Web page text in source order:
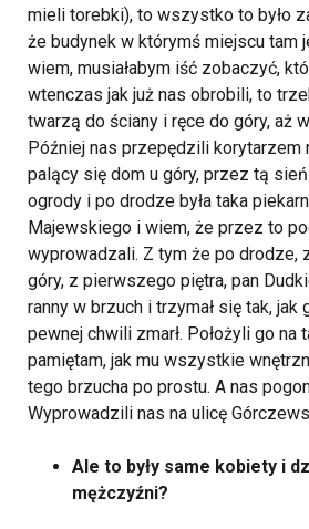
mieli torebki), to wszystko to było
że budynek w którymś miejscu tam
wiem, musiałabym iść zobaczyć,
wtenczas jak już nas obrobili, to
twarzą do ściany i ręce do góry, aż
Później nas przepędzili korytarzem
palący się dom u góry, przez tą sień
ogrody i po drodze była taka
Majewskiego i wiem, że przez to
wyprowadzali. Z tym że po drodze,
góry, z pierwszego piętra, pan
ranny w brzuch i trzymał się tak,
pewnej chwili zmarł. Położyli go na
pamiętam, jak mu wszystkie
tego brzucha po prostu. A nas
Wyprowadzili nas na ulicę
Ale to były same kobiety i
mężczyźni?